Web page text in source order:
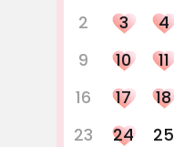
2
3 4
9
10 11
16
17 18
23
24 25